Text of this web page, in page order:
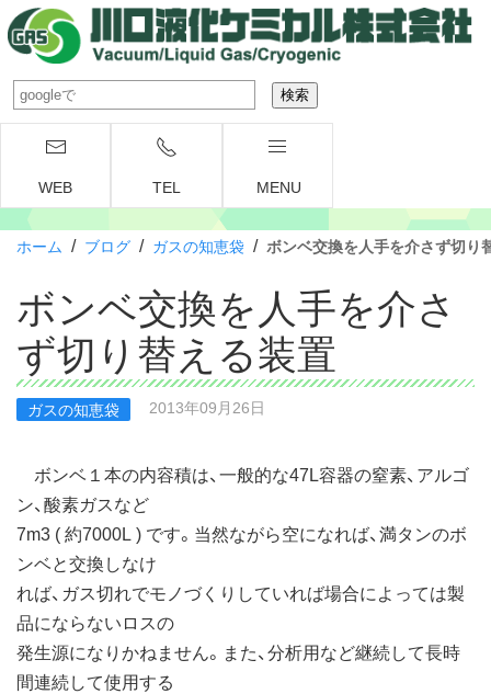
WEB TEL MENU
ホーム / ブログ / ガスの知恵袋 / ボンベ交換を人手を介さず切り
ボンベ交換を人手を介さ
ず切り替える装置
ガスの知恵袋 2013年09月26日
ボンベ１本の内容積は、一般的な47L容器の窒素、アルゴ
ン、酸素ガスなど
7m3 ( 約7000L ) です。当然ながら空になれば、満タンのボ
ンベと交換しなけ
れば、ガス切れでモノづくりしていれば場合によっては製
品にならないロスの
発生源になりかねません。また、分析用など継続して長時
間連続して使用する